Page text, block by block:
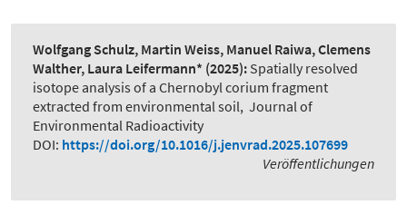
Wolfgang Schulz, Martin Weiss, Manuel Raiwa, Clemens
Walther, Laura Leifermann* (2025): Spatially resolved
isotope analysis of a Chernobyl corium fragment
extracted from environmental soil, Journal of
Environmental Radioactivity
DOI: https://doi.org/10.1016/j.jenvrad.2025.107699
Veröffentlichungen